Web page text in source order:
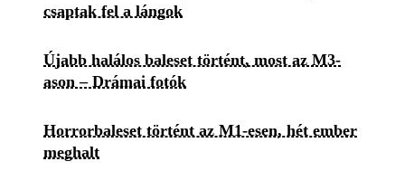
csaptak fel a lángok
Újabb halálos baleset történt, most az M3-
ason – Drámai fotók
Horrorbaleset történt az M1-esen, hét ember
meghalt